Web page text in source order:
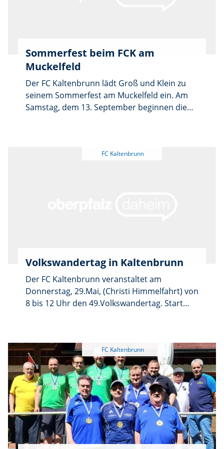
Sommerfest beim FCK am
Muckelfeld
Der FC Kaltenbrunn lädt Groß und Klein zu
seinem Sommerfest am Muckelfeld ein. Am
Samstag, dem 13. September beginnen die
Seniorenkicker-Teams. Beim bayrischen
die FCK-Vorstandschaft.
Volkswandertag in Kaltenbrunn
Der FC Kaltenbrunn veranstaltet am
Donnerstag, 29.Mai, (Christi Himmelfahrt) von
8 bis 12 Uhr den 49.Volkswandertag. Start
Preise. Anmeldung bei Dominik Pritzl, 0151-
59148620, oder vor dem Start.